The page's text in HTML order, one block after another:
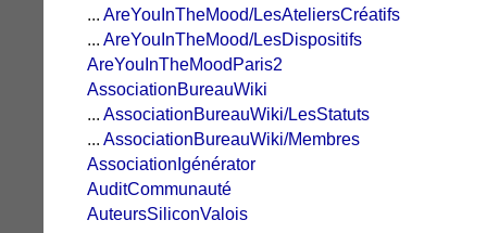
... AreYouInTheMood/LesAteliersCréatifs
... AreYouInTheMood/LesDispositifs
AreYouInTheMoodParis2
AssociationBureauWiki
... AssociationBureauWiki/LesStatuts
... AssociationBureauWiki/Membres
AssociationIgénérator
AuditCommunauté
AuteursSiliconValois